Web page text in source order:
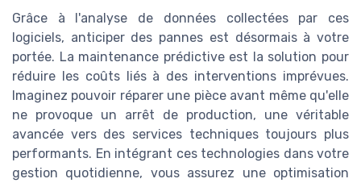
Grâce à l'analyse de données collectées par ces
logiciels, anticiper des pannes est désormais à votre
portée. La maintenance prédictive est la solution pour
réduire les coûts liés à des interventions imprévues.
Imaginez pouvoir réparer une pièce avant même qu'elle
ne provoque un arrêt de production, une véritable
avancée vers des services techniques toujours plus
performants. En intégrant ces technologies dans votre
gestion quotidienne, vous assurez une optimisation